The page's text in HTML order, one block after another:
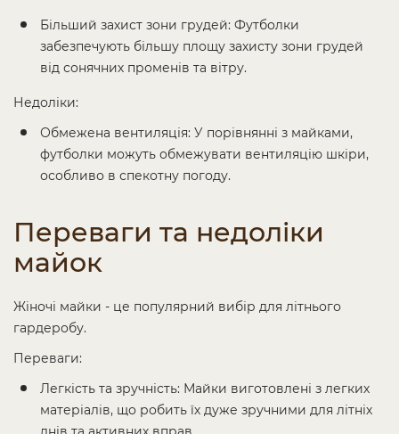
Більший захист зони грудей: Футболки
забезпечують більшу площу захисту зони грудей
від сонячних променів та вітру.
Недоліки:
Обмежена вентиляція: У порівнянні з майками,
футболки можуть обмежувати вентиляцію шкіри,
особливо в спекотну погоду.
Переваги та недоліки
майок
Жіночі майки - це популярний вибір для літнього
гардеробу.
Переваги:
Легкість та зручність: Майки виготовлені з легких
матеріалів, що робить їх дуже зручними для літніх